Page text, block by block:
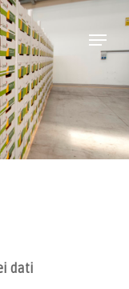
dati